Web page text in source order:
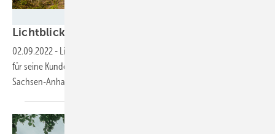
Lichtblick baut ersten eigenen
02.09.2022 - Lichtblick steigt in die Erzeugung von eigenem Ökostrom
für seine Kunden ein. Eines der ersten Projekte ist ein Solarpark in
Sachsen-Anhalt, der in den nächsten Wochen ans Netz gehen